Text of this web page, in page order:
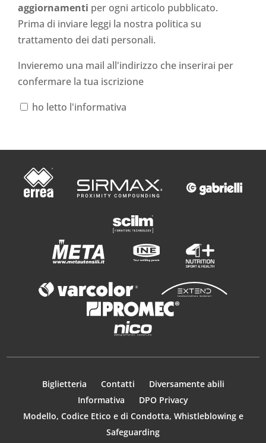
aggiornamenti per ogni articolo pubblicato.
Prima di inviare leggi la nostra politica su
trattamento dei dati personali.
Invieremo una mail all'indirizzo che inserirai per
confermare la tua iscrizione
ho letto l'informativa
Biglietteria Contatti
Diversamente abili
Informativa
DPO Privacy
Modello, Codice Etico e di Condotta, Whistleblowing e
Safeguarding